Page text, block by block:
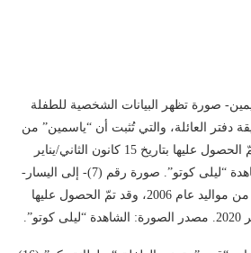
إلى اليمين- صورة تظهر البيانات الشخصية للطفلة
دفتر العائلة، والتي تُثبت أن “ياسمين” من
مواليد عام 2006، وقد تمّ الحصول عليها بتاريخ 15 كانون الثاني/يناير
2020. مصدر الصورة: الشاهدة “ليلى كوتو”. صورة رقم (7)- إلى اليسار-
الطفلة “ياسمين رشيد” من مواليد عام 2006، وقد تمّ الحصول عليها